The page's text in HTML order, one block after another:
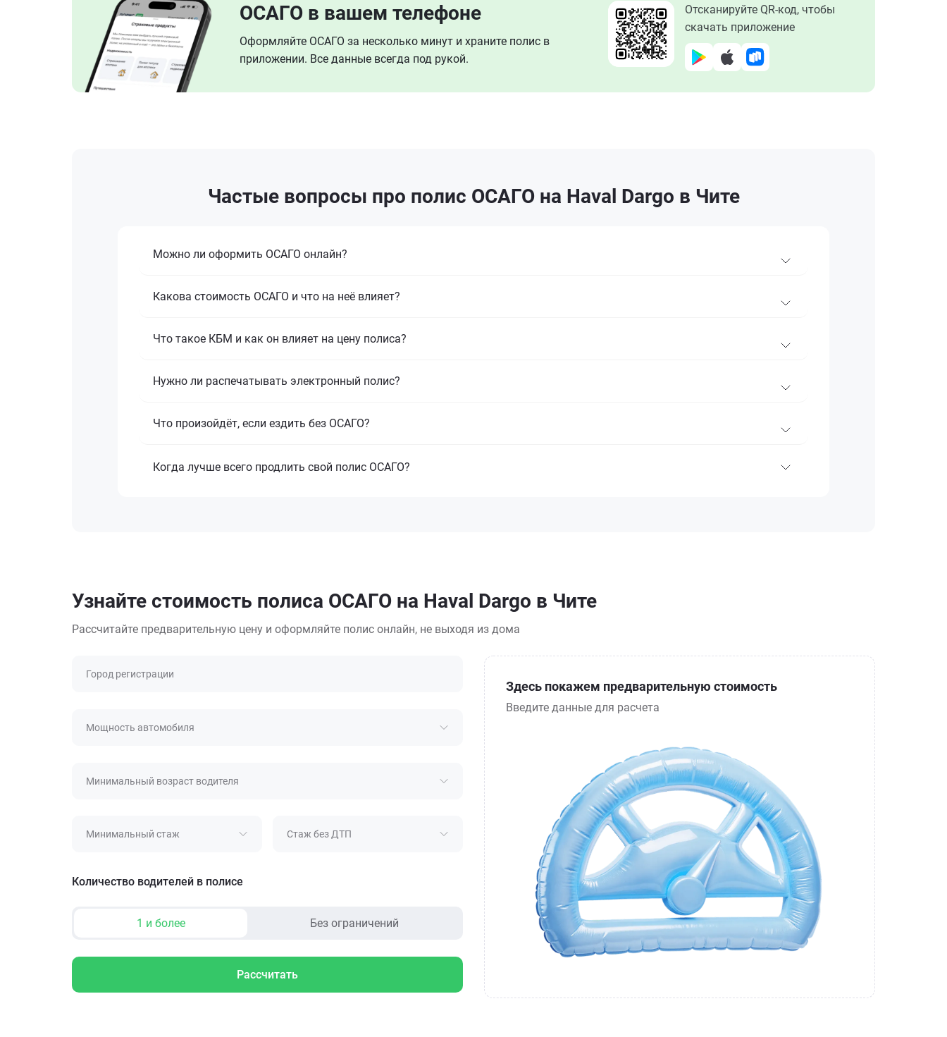
ОСАГО в вашем телефоне
Оформляйте ОСАГО за несколько минут и храните полис в
приложении. Все данные всегда под рукой.
Отсканируйте QR-код, чтобы
скачать приложение
Частые вопросы про полис ОСАГО на Haval Dargo в Чите
Можно ли оформить ОСАГО онлайн?
Какова стоимость ОСАГО и что на неё влияет?
Что такое КБМ и как он влияет на цену полиса?
Нужно ли распечатывать электронный полис?
Что произойдёт, если ездить без ОСАГО?
Когда лучше всего продлить свой полис ОСАГО?
Узнайте стоимость полиса ОСАГО на Haval Dargo в Чите
Рассчитайте предварительную цену и оформляйте полис онлайн, не выходя из дома
Город регистрации
Мощность автомобиля
Минимальный возраст водителя
Минимальный стаж Стаж без ДТП
Количество водителей в полисе
1 и более Без ограничений
Рассчитать
Здесь покажем предварительную стоимость
Введите данные для расчета